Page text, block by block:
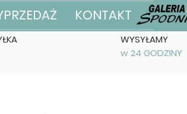
KONTAKT
WYSYŁAMY
w 24 GODZINY